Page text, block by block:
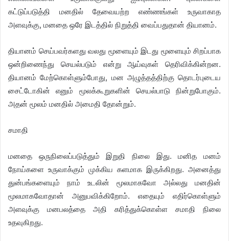
கட்டுப்படுத்தி மனதில் தேவையற்ற எண்ணங்கள் உருவாகாத
அளவுக்கு, மனதை ஒரே இடத்தில் நிறுத்தி வைப்பதுதான் தியானம்.
தியானம் செய்பவர்களது வலது மூளையும் இடது மூளையும் சிறப்பாக
ஒன்றிணைந்து செயல்படும் என்று ஆய்வுகள் தெரிவிக்கின்றன.
தியானம் மேற்கொள்ளும்போது, மன அழுத்தத்திற்கு தொடர்புடைய
சைட்டோகின் எனும் மூலக்கூறுகளின் செயல்பாடு நின்றுபோகும்.
அதன் மூலம் மனதில் அமைதி தோன்றும்.
சமாதி
மனதை ஒருநிலைப்படுத்தும் இறுதி நிலை இது. மனித மனம்
நோய்களை உருவாக்கும் முக்கிய களமாக இருக்கிறது. அனைத்து
துன்பங்களையும் நாம் உடலின் மூலமாகவோ அல்லது மனதின்
மூலமாகவோதான் அனுபவிக்கிறோம். எதையும் எதிர்கொள்ளும்
அளவுக்கு மனபலத்தை அதி கரித்துக்கொள்ள சமாதி நிலை
உதவுகிறது.